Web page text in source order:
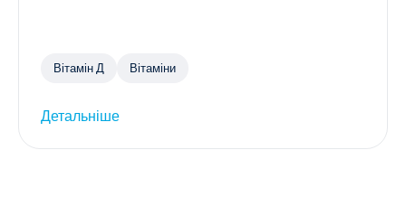
Вітамін Д Вітаміни
Детальніше